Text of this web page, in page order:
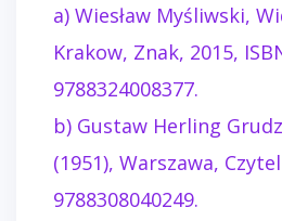
a) Wiesław Myśliwski,
Krakow, Znak, 2015,
9788324008377.
b) Gustaw Herling
(1951), Warszawa,
9788308040249.